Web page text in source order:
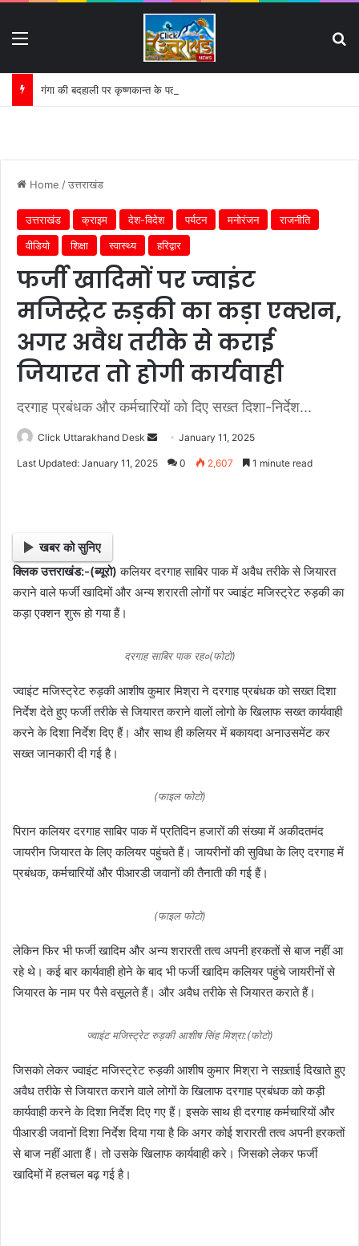
गंगा की बदहाली पर कृष्णकान्त के पत्र का असर:
Home /उत्तराखंड
उत्तराखंड क्राइम देश-विदेश पर्यटन मनोरंजन
राजनीति
वीडियो
शिक्षा स्वास्थ्य हरिद्वार
फर्जी खादिमों पर ज्वाइंट
मजिस्ट्रेट रुड़की का कड़ा एक्शन,
अगर अवैध तरीके से कराई
जियारत तो होगी कार्यवाही
दरगाह प्रबंधक और कर्मचारियों को दिए सख्त दिशा-निर्देश...
Click Uttarakhand Desk
m
a
January 11, 2025
Last Updated: January 11, 2025 0 2,607 1 minute read
खबर को सुनिए
क्लिक उत्तराखंड:-(ब्यूरो) कलियर दरगाह साबिर पाक में अवैध तरीके से जियारत
कराने वाले फर्जी खादिमों और अन्य शरारती लोगों पर ज्वाइंट मजिस्ट्रेट रुड़की का
कड़ा एक्शन शुरू हो गया हैं।
दरगाह साबिर पाक रह०(फोटो)
ज्वाइंट मजिस्ट्रेट रुड़की आशीष कुमार मिश्रा ने दरगाह प्रबंधक को सख्त दिशा
निर्देश देते हुए फर्जी तरीके से जियारत कराने वालों लोगो के खिलाफ सख्त कार्यवाही
करने के दिशा निर्देश दिए हैं। और साथ ही कलियर में बकायदा अनाउसमेंट कर
सख्त जानकारी दी गई है।
(फाइल फोटो)
पिरान कलियर दरगाह साबिर पाक में प्रतिदिन हजारों की संख्या में अकीदतमंद
जायरीन जियारत के लिए कलियर पहुंचते हैं। जायरीनों की सुविधा के लिए दरगाह में
प्रबंधक, कर्मचारियों और पीआरडी जवानों की तैनाती की गई हैं।
(फाइल फोटो)
लेकिन फिर भी फर्जी खादिम और अन्य शरारती तत्व अपनी हरकतों से बाज नहीं आ
रहे थे। कई बार कार्यवाही होने के बाद भी फर्जी खादिम कलियर पहुंचे जायरीनों से
जियारत के नाम पर पैसे वसूलते हैं। और अवैध तरीके से जियारत कराते हैं।
ज्वाइंट मजिस्ट्रेट रुड़की आशीष सिंह मिश्रा:(फोटो)
जिसको लेकर ज्वाइंट मजिस्ट्रेट रुड़की आशीष कुमार मिश्रा ने सख़्ताई दिखाते हुए
अवैध तरीके से जियारत कराने वाले लोगों के खिलाफ दरगाह प्रबंधक को कड़ी
कार्यवाही करने के दिशा निर्देश दिए गए हैं। इसके साथ ही दरगाह कर्मचारियों और
पीआरडी जवानों दिशा निर्देश दिया गया है कि अगर कोई शरारती तत्व अपनी हरकतों
से बाज नहीं आता हैं। तो उसके खिलाफ कार्यवाही करे। जिसको लेकर फर्जी
खादिमों में हलचल बढ़ गई है।